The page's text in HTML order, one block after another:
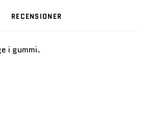
RECENSIONER
i gummi.